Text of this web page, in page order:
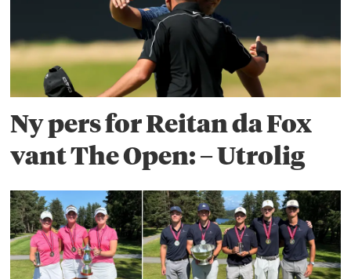
Ny pers for Reitan da Fox
vant The Open: – Utrolig